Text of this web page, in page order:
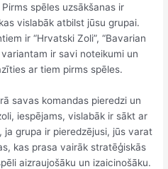
spēles uzsākšanas ir
vislabāk atbilst jūsu grupai.
ir “Hrvatski Zoli”, “Bavarian
variantam ir savi noteikumi un
ar tiem pirms spēles.
savas komandas pieredzi un
iespējams, vislabāk ir sākt ar
grupa ir pieredzējusi, jūs varat
kas prasa vairāk stratēģiskās
aizraujošāku un izaicinošāku.